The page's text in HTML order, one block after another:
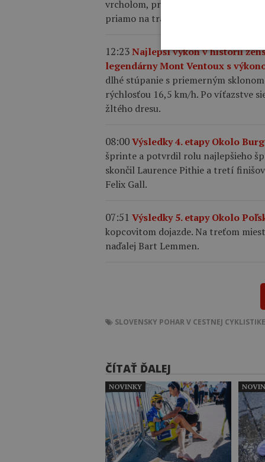
vrcholom, pričom k emotívnemu
priamo na trati.
12:23Najlepší výkon v histórii
legendárny Mont Ventoux s
dlhé stúpanie s priemerným
rýchlosťou 16,5 km/h. Po víťazstve
žltého dresu.
08:00Výsledky 4. etapy Okolo
šprinte a potvrdil rolu najlepšieho
skončil Laurence Pithie a tretí
Felix Gall.
07:51 Výsledky 5. etapy Okolo
kopcovitom dojazde. Na treťom
naďalej Bart Lemmen.
SLOVENSKY POHAR V CESTNEJ CYKLISTIKE
ČÍTAŤ ĎALEJ
NOVINKY